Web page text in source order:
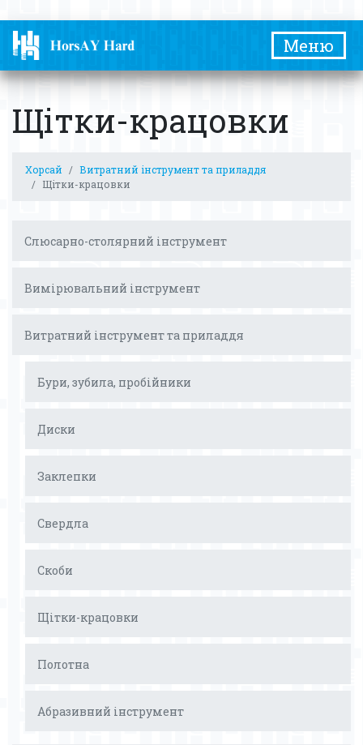
Меню
Щітки-крацовки
Хорсай
Витратний інструмент та приладдя
Щітки-крацовки
Слюсарно-столярний інструмент
Вимірювальний інструмент
Витратний інструмент та приладдя
Бури, зубила, пробійники
Диски
Заклепки
Свердла
Скоби
Щітки-крацовки
Полотна
Абразивний інструмент